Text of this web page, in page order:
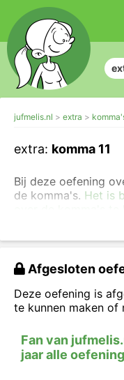
jufmelis.nl extra
extra: komma 11
Bij deze oefening
de komma's. Het is
meerdere bijvoeglijk
hetzelfde
Sleep de komma’s
fout hebt gemaakt,
Afgesloten
Deze oefening is
te kunnen maken of
Fan van
jaar alle